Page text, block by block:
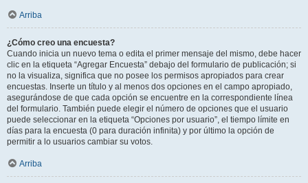
Arriba
¿Cómo creo una encuesta?
Cuando inicia un nuevo tema o edita el primer mensaje del mismo, debe hacer
clic en la etiqueta “Agregar Encuesta” debajo del formulario de publicación; si
no la visualiza, significa que no posee los permisos apropiados para crear
encuestas. Inserte un título y al menos dos opciones en el campo apropiado,
asegurándose de que cada opción se encuentre en la correspondiente línea
del formulario. También puede elegir el número de opciones que el usuario
puede seleccionar en la etiqueta “Opciones por usuario”, el tiempo límite en
días para la encuesta (0 para duración infinita) y por último la opción de
permitir a lo usuarios cambiar su votos.
Arriba